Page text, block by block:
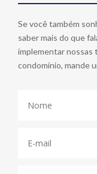
Se você também
saber mais do que
implementar nossas
condomínio, mande